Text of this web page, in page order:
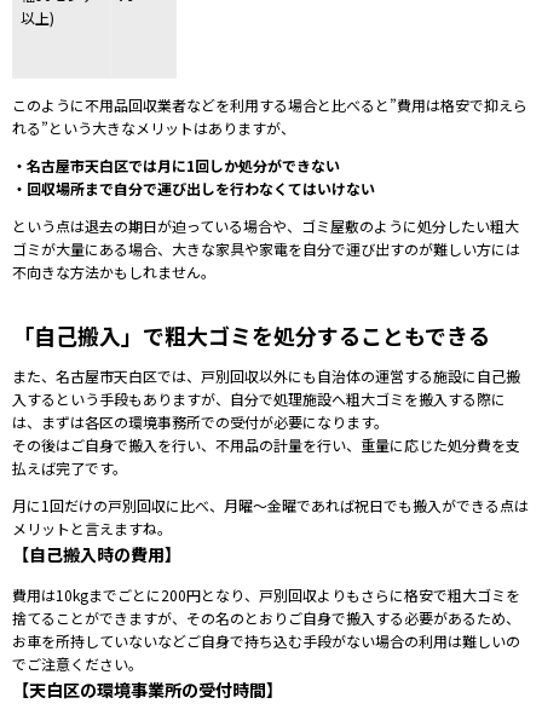
以上)
このように不用品回収業者などを利用する場合と比べると”費用は格安で抑えら
れる”という大きなメリットはありますが、
・名古屋市天白区では月に1回しか処分ができない
・回収場所まで自分で運び出しを行わなくてはいけない
という点は退去の期日が迫っている場合や、ゴミ屋敷のように処分したい粗大
ゴミが大量にある場合、大きな家具や家電を自分で運び出すのが難しい方には
不向きな方法かもしれません。
「自己搬入」で粗大ゴミを処分することもできる
また、名古屋市天白区では、戸別回収以外にも自治体の運営する施設に自己搬
入する という手段もありますが、 自分で処理施設へ粗大ゴミを搬入する際に
は、まずは各区の環境事務所での受付が必要になります。
その後はご自身で搬入を行い、不用品の計量を行い、重量に応じた処分費を支
払えば完了です。
月に1回だけの戸別回収に比べ、月曜～金曜であれば祝日でも搬入ができる点は
メリットと言えますね。
【自己搬入時の費用】
費用は10kgまでごとに200円となり、戸別回収よりもさらに格安で粗大ゴミを
捨てることができますが、その名のとおりご自身で搬入する必要があるため、
お車を所持していないなどご自身で持ち込む手段がない場合の利用は難しいの
でご注意ください。
【天白区の環境事業所の受付時間】